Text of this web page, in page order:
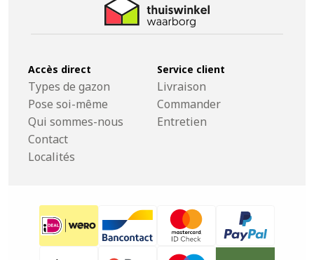
Accès direct
Types de gazon
Pose soi-même
Qui sommes-nous
Contact
Localités
Service client
Livraison
Commander
Entretien